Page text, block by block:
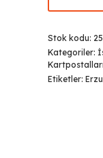
Stok kodu:
Kategoriler:
Kartpostalları
Etiketler: